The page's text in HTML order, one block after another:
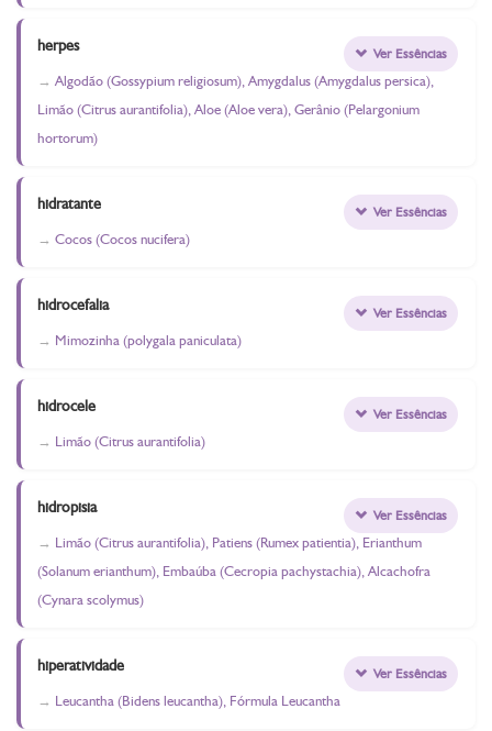
herpes
Algodão (Gossypium religiosum), Amygdalus (Amygdalus persica),
Limão (Citrus aurantifolia), Aloe (Aloe vera), Gerânio (Pelargonium
hortorum)
Ver Essências
hidratante
Cocos (Cocos nucifera)
Ver Essências
hidrocefalia
Mimozinha (polygala paniculata)
Ver Essências
hidrocele
Limão (Citrus aurantifolia)
Ver Essências
hidropisia
Limão (Citrus aurantifolia), Patiens (Rumex patientia), Erianthum
(Solanum erianthum), Embaúba (Cecropia pachystachia), Alcachofra
(Cynara scolymus)
Ver Essências
hiperatividade
Leucantha (Bidens leucantha), Fórmula Leucantha
Ver Essências